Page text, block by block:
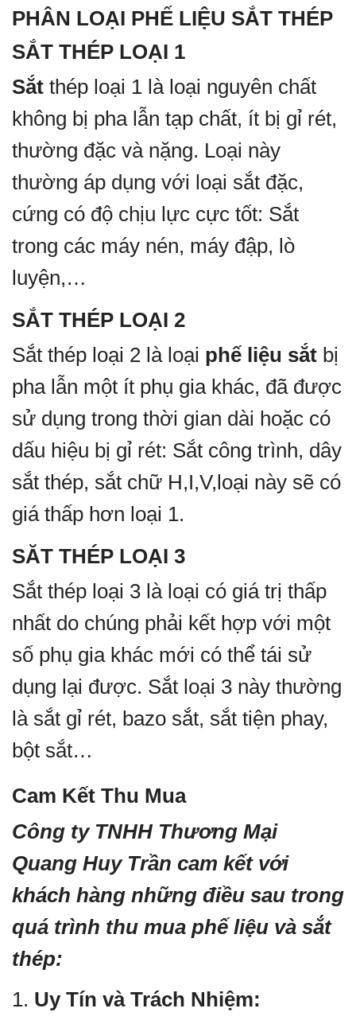
PHÂN LOẠI PHẾ LIỆU SẮT THÉP
SẮT THÉP LOẠI 1
Sắt thép loại 1 là loại nguyên chất
không bị pha lẫn tạp chất, ít bị gỉ rét,
thường đặc và nặng. Loại này
thường áp dụng với loại sắt đặc,
cứng có độ chịu lực cực tốt: Sắt
trong các máy nén, máy đập, lò
luyện,…
SẮT THÉP LOẠI 2
Sắt thép loại 2 là loại phế liệu sắt bị
pha lẫn một ít phụ gia khác, đã được
sử dụng trong thời gian dài hoặc có
dấu hiệu bị gỉ rét: Sắt công trình, dây
sắt thép, sắt chữ H,I,V,loại này sẽ có
giá thấp hơn loại 1.
SĂT THÉP LOẠI 3
Sắt thép loại 3 là loại có giá trị thấp
nhất do chúng phải kết hợp với một
số phụ gia khác mới có thể tái sử
dụng lại được. Sắt loại 3 này thường
là sắt gỉ rét, bazo sắt, sắt tiện phay,
bột sắt…
Cam Kết Thu Mua
Công ty TNHH Thương Mại
Quang Huy Trần cam kết với
khách hàng những điều sau trong
quá trình thu mua phế liệu và sắt
thép:
1. Uy Tín và Trách Nhiệm: